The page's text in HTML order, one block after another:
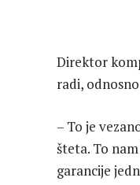
Direktor
radi,
– To je
šteta. To
garancije